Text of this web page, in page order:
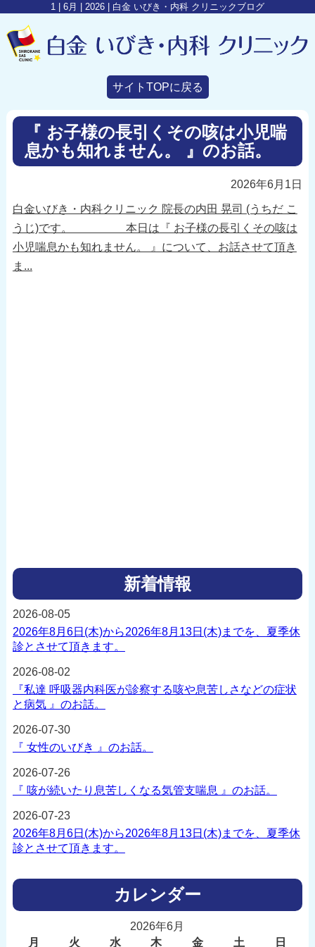
1 | 6月 | 2026 | 白金 いびき・内科 クリニックブログ
サイトTOPに戻る
『 お子様の長引くその咳は小児喘
息かも知れません。 』のお話。
2026年6月1日
白金いびき・内科クリニック 院長の内田 晃司 (うちだ こ
うじ)です。 本日は『 お子様の長引くその咳は
小児喘息かも知れません。 』について、お話させて頂き
ま...
新着情報
2026年8月6日(木)から2026年8月13日(木)までを、夏季休
診とさせて頂きます。
2026-08-05
『私達 呼吸器内科医が診察する咳や息苦しさなどの症状
と病気 』のお話。
2026-08-02
『 女性のいびき 』のお話。
2026-07-30
『 咳が続いたり息苦しくなる気管支喘息 』のお話。
2026-07-26
2026年8月6日(木)から2026年8月13日(木)までを、夏季休
診とさせて頂きます。
2026-07-23
カレンダー
2026年6月
月
火 水 木 金 土 日